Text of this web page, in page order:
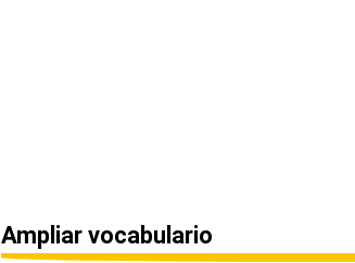
Ampliar vocabulario